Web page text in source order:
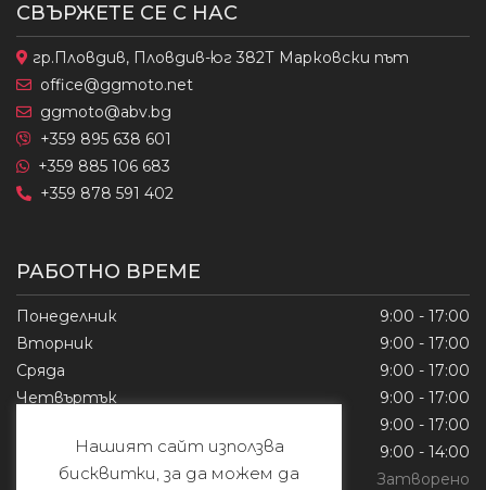
СВЪРЖЕТЕ СЕ С НАС
гр.Пловдив, Пловдив-юг 382Т Марковски път
office@ggmoto.net
ggmoto@abv.bg
+359 895 638 601
+359 885 106 683
+359 878 591 402
РАБОТНО ВРЕМЕ
Понеделник
9:00 - 17:00
Вторник
9:00 - 17:00
Сряда
9:00 - 17:00
Четвъртък
9:00 - 17:00
9:00 - 17:00
Събота
9:00 - 14:00
Неделя
Затворено
Нашият сайт използва
бисквитки, за да можем да